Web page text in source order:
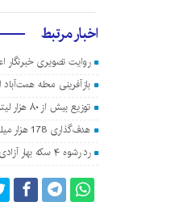
اخبار مرتبط
روایت تصویری خبرنگار
بازآفرینی محله همت‌آباد اصفهان با احداث
توزیع بیش از ۸۰ هزار لیتر آب آشامیدنی میان زائران مراسم پیاده‌روی جاماندگان اربعین در اصفهان
هدف‌گذاری 178 هزار میلیارد ریالی سرمایه‌گذاری جدید در طرح‌های آب و فاضلاب اصفهان
رد رشوه ۴ سکه بهار آزادی توسط افسر وظیفه‌شناس پلیس اصفهان/ سلامت اداری معامله‌پذیر نیست